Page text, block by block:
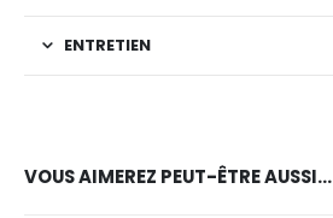
ENTRETIEN
VOUS AIMEREZ PEUT-ÊTRE AUSSI…